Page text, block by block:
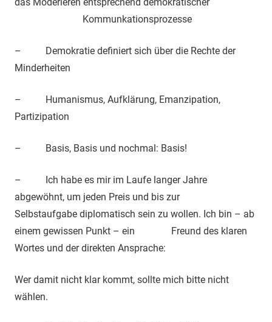
Kommunkationsprozesse
– Demokratie definiert sich über die Rechte der
Minderheiten
– Humanismus, Aufklärung, Emanzipation,
Partizipation
– Basis, Basis und nochmal: Basis!
– Ich habe es mir im Laufe langer Jahre
abgewöhnt, um jeden Preis und bis zur
Selbstaufgabe diplomatisch sein zu wollen. Ich bin – ab
einem gewissen Punkt – ein Freund des klaren
Wortes und der direkten Ansprache:
Wer damit nicht klar kommt, sollte mich bitte nicht
wählen.